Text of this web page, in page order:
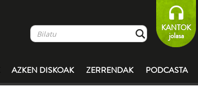
KANTOK
jolasa
AZKEN DISKOAK ZERRENDAK PODCASTA